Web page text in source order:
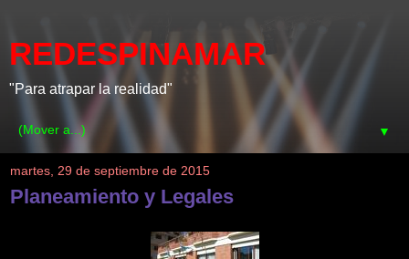
REDESPINAMAR
"Para atrapar la realidad"
▼
martes, 29 de septiembre de 2015
Planeamiento y Legales